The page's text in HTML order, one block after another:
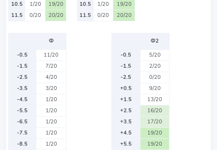
10.5
1/20
19/20
11.5
0/20 20/20
10.5
1/20
19/20
11.5
0/20 20/20
Ф
-0.5
11/20
-1.5
7/20
-2.5
4/20
-3.5
3/20
-4.5
1/20
-5.5
1/20
-6.5
1/20
-7.5
1/20
-8.5
1/20
Ф2
-0.5
5/20
-1.5
2/20
-2.5
0/20
+0.5
9/20
+1.5
13/20
+2.5
16/20
+3.5
17/20
+4.5
19/20
+5.5
19/20